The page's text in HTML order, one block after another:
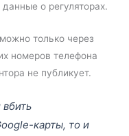
о регуляторах.
только через
номеров телефона
не публикует.
карты, то и